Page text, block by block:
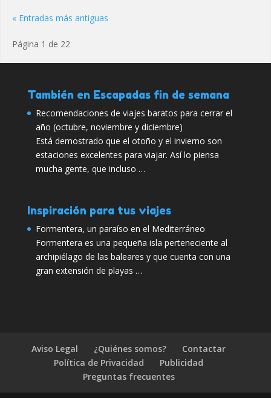
« Entradas más antiguas
Página 1 de 22
También en Escapadas fin de semana
Recomendaciones de viajes baratos para cerrar el
año (octubre, noviembre y diciembre)
Está demostrado que el otoño y el invierno son
estaciones excelentes para viajar. Así lo piensa
mucha gente, que incluso …
Inspiración para tus viajes
Formentera, un paraíso en el Mediterráneo
Formentera es una pequeña isla perteneciente al
archipiélago de las baleares y que cuenta con una
gran extensión de playas …
Aviso Legal ¿Quiénes somos?
Contactar
Política de Privacidad
Publicidad
Preguntas frecuentes